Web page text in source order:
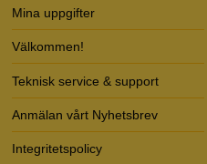
Mina uppgifter
Välkommen!
Teknisk service & support
Anmälan vårt Nyhetsbrev
Integritetspolicy